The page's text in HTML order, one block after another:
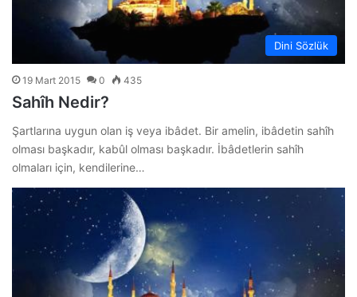
Dini Sözlük
19 Mart 2015 0 435
Sahîh Nedir?
Şartlarına uygun olan iş veya ibâdet. Bir amelin, ibâdetin sahîh
olması başkadır, kabûl olması başkadır. İbâdetlerin sahîh
olmaları için, kendilerine…